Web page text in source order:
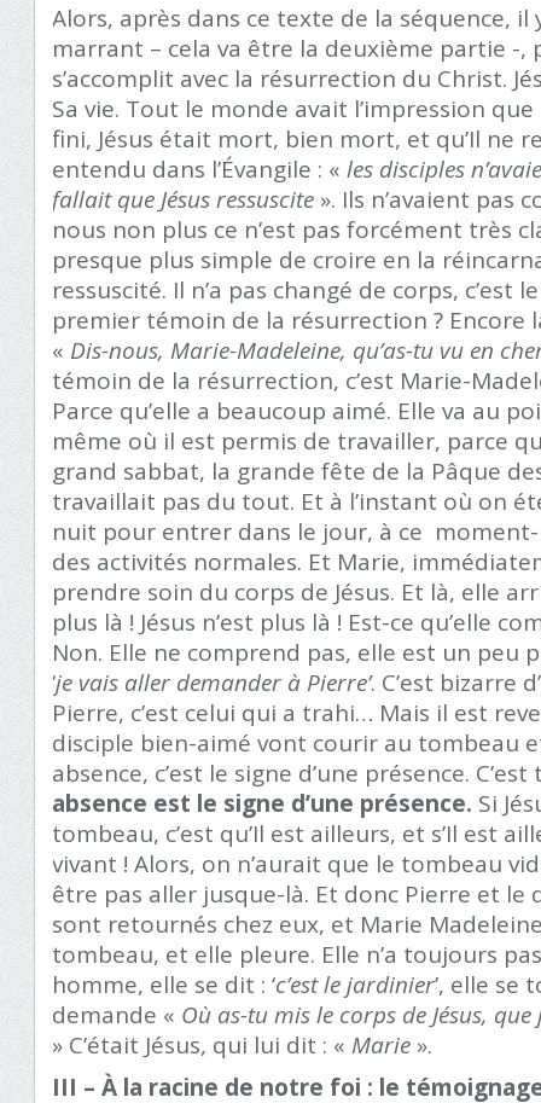
Alors, après dans ce texte de la séquence,
marrant – cela va être la deuxième partie -,
s’accomplit avec la résurrection du Christ.
Sa vie. Tout le monde avait l’impression
fini, Jésus était mort, bien mort, et qu’Il ne
entendu dans l’Évangile : «les disciples
fallait que Jésus ressuscite ». Ils n’avaient pas
nous non plus ce n’est pas forcément très
presque plus simple de croire en la
ressuscité. Il n’a pas changé de corps, c’est
premier témoin de la résurrection ? Encore
« Dis-nous, Marie-Madeleine, qu’as-tu vu en
témoin de la résurrection, c’est Marie-
Parce qu’elle a beaucoup aimé. Elle va au
même où il est permis de travailler, parce
grand sabbat, la grande fête de la Pâque
travaillait pas du tout. Et à l’instant où on
nuit pour entrer dans le jour, à ce
des activités normales. Et Marie,
prendre soin du corps de Jésus. Et là, elle
plus là ! Jésus n’est plus là ! Est-ce qu’elle
Non. Elle ne comprend pas, elle est un peu
‘je vais aller demander à Pierre’. C’est bizarre
Pierre, c’est celui qui a trahi… Mais il est
disciple bien-aimé vont courir au tombeau
absence, c’est le signe d’une présence.
absence est le signe d’une présence. Si
tombeau, c’est qu’Il est ailleurs, et s’Il est
vivant ! Alors, on n’aurait que le tombeau
être pas aller jusque-là. Et donc Pierre et le
sont retournés chez eux, et Marie
tombeau, et elle pleure. Elle n’a toujours
homme, elle se dit : ‘c’est le jardinier’, elle se
demande « Où as-tu mis le corps de Jésus,
» C’était Jésus, qui lui dit : « Marie ».
III – À la racine de notre foi : le